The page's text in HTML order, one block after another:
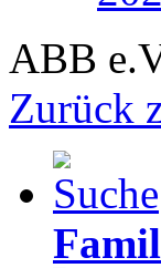
ABB
Zurück